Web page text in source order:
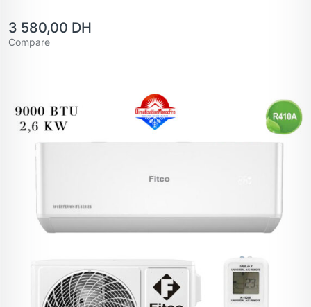
3 580,00 DH
Compare